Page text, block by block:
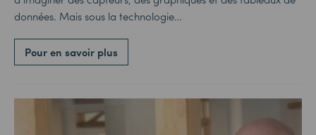
données. Mais sous la technologie…
Pour en savoir plus